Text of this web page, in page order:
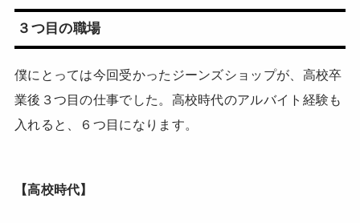
３つ目の職場
僕にとっては今回受かったジーンズショップが、高校卒
業後３つ目の仕事でした。高校時代のアルバイト経験も
入れると、６つ目になります。
【高校時代】